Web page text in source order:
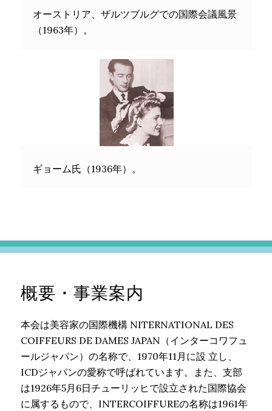
オーストリア、ザルツブルグでの国際会議風景
（1963年）。
ギョーム氏（1936年）。
概要・事業案内
本会は美容家の国際機構 NITERNATIONAL DES
COIFFEURS DE DAMES JAPAN（インターコワフュ
ールジャパン）の名称で、1970年11月に設 立し、
ICDジャパンの愛称で呼ばれています。また、支部
は1926年5月6日チューリッヒで設立された国際協会
に属するもので、INTERCOIFFUREの名称は1961年